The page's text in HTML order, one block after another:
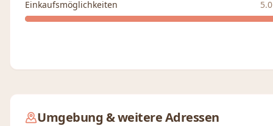
Einkaufsmöglichkeiten 5.0
Umgebung & weitere Adressen